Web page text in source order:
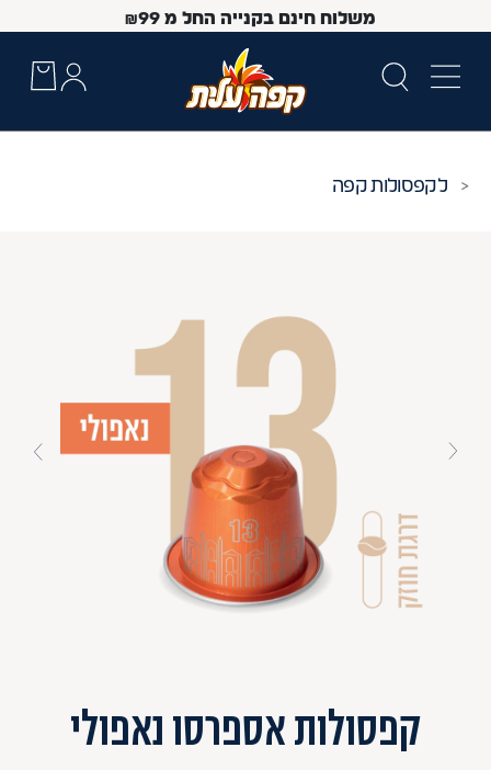
משלוח חינם בקנייה החל מ ₪99
Up and Down arrow keys to navigate search results.
קפסולות קפה
קפסולות אספרסו נאפולי